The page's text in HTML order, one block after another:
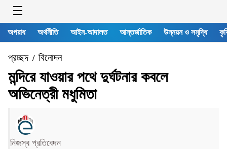
অপরাধ অর্থনীতি আইন-আদালত আন্তর্জাতিক উন্নয়ন ও সমৃদ্ধি
প্রচ্ছদ/ বিনোদন
মন্দিরে যাওয়ার পথে দুর্ঘটনার কবলে
অভিনেত্রী মধুমিতা
নিজস্ব প্রতিবেদন